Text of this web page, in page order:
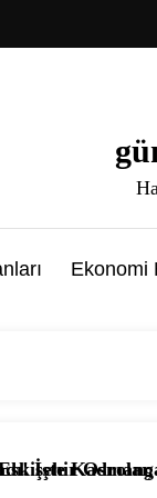
Ekonomi
ve
Üniversitesi